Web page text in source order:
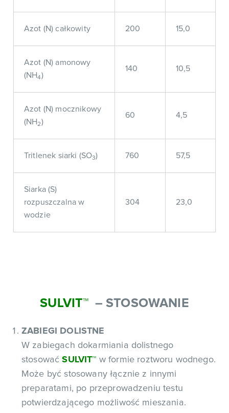
Azot (N) całkowity 200 15,0
Azot (N) amonowy
(NH 4)
140 10,5
Azot (N) mocznikowy
(NH 2)
60 4,5
Tritlenek siarki (SO3) 760 57,5
Siarka (S)
rozpuszczalna w
wodzie
304 23,0
SULVIT™ – STOSOWANIE
ZABIEGI DOLISTNE
W zabiegach dokarmiania dolistnego
stosowaćSULVIT™ w formie roztworu wodnego.
Może być stosowany łącznie z innymi
preparatami, po przeprowadzeniu testu
potwierdzającego możliwość mieszania.